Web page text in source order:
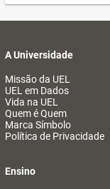
A Universidade
Missão da UEL
UEL em Dados
Vida na UEL
Quem é Quem
Marca Símbolo
Política de Privacidade
Ensino